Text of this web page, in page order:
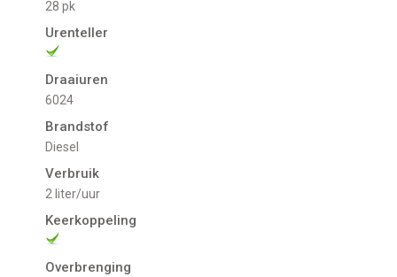
28 pk
Urenteller
Draaiuren
6024
Brandstof
Diesel
Verbruik
2 liter/uur
Keerkoppeling
Overbrenging